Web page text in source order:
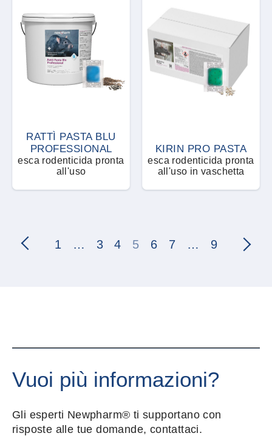
RATTÌ PASTA BLU
PROFESSIONAL
esca rodenticida pronta
all'uso
KIRIN PRO PASTA
esca rodenticida pronta
all'uso in vaschetta
1 … 3 4 5 6 7 … 9
Vuoi più informazioni?
Gli esperti Newpharm® ti supportano con
risposte alle tue domande, contattaci.